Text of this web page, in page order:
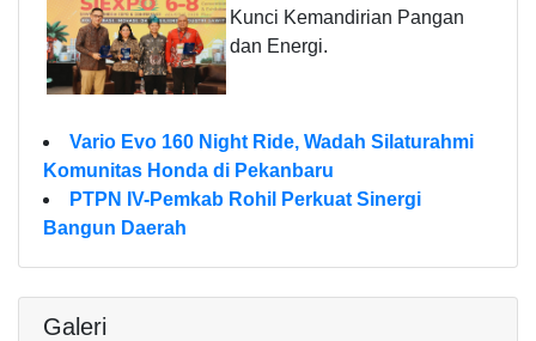
Kunci Kemandirian Pangan
dan Energi.
Vario Evo 160 Night Ride, Wadah Silaturahmi
Komunitas Honda di Pekanbaru
PTPN IV-Pemkab Rohil Perkuat Sinergi
Bangun Daerah
Galeri